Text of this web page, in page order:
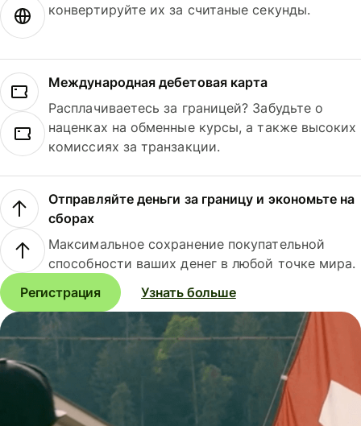
конвертируйте их за считаные секунды.
Международная дебетовая карта
Расплачиваетесь за границей? Забудьте о
наценках на обменные курсы, а также высоких
комиссиях за транзакции.
Отправляйте деньги за границу и экономьте на
сборах
Максимальное сохранение покупательной
способности ваших денег в любой точке мира.
Регистрация
Узнать больше